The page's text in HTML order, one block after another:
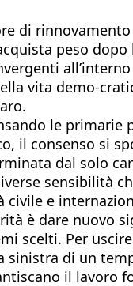
di
peso
vita demo-
le
il consenso si
dal solo
sensibilità
civile e
è dare
scelti. Per
di un
il